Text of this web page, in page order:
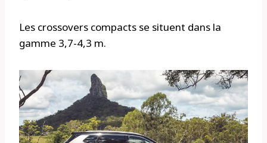
Les crossovers compacts se situent dans la
gamme 3,7-4,3 m.